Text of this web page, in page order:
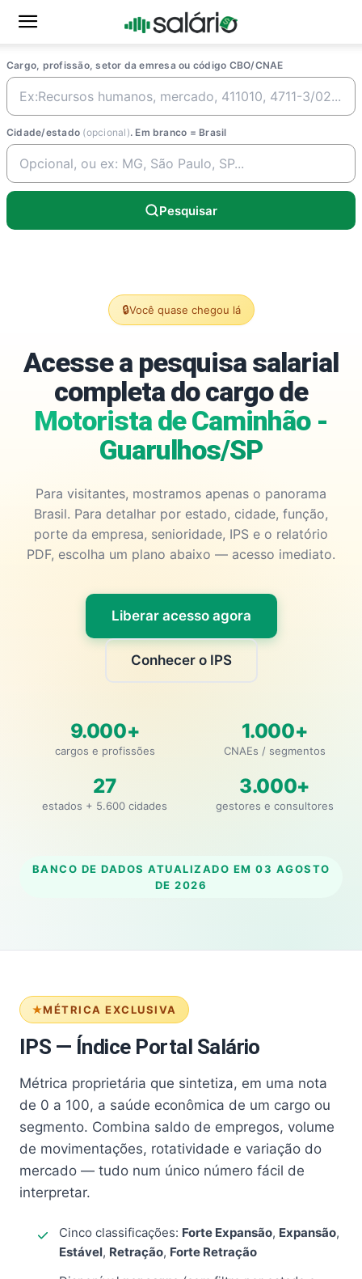
Cargo, profissão, setor da emresa ou código CBO/CNAE
Cidade/estado (opcional). Em branco = Brasil
Pesquisar
🔒Você quase chegou lá
Acesse a pesquisa salarial
completa do cargo de
Motorista de Caminhão -
Guarulhos/SP
Para visitantes, mostramos apenas o panorama
Brasil. Para detalhar por estado, cidade, função,
porte da empresa, senioridade, IPS e o relatório
PDF, escolha um plano abaixo — acesso imediato.
Liberar acesso agora
Conhecer o IPS
9.000+
cargos e profissões
1.000+
CNAEs / segmentos
27
estados + 5.600 cidades
3.000+
gestores e consultores
BANCO DE DADOS ATUALIZADO EM 03 AGOSTO
DE 2026
MÉTRICA EXCLUSIVA
IPS — Índice Portal Salário
Métrica proprietária que sintetiza, em uma nota
de 0 a 100, a saúde econômica de um cargo ou
segmento. Combina saldo de empregos, volume
de movimentações, rotatividade e variação do
mercado — tudo num único número fácil de
interpretar.
Cinco classificações: Forte Expansão, Expansão,
Estável, Retração, Forte Retração